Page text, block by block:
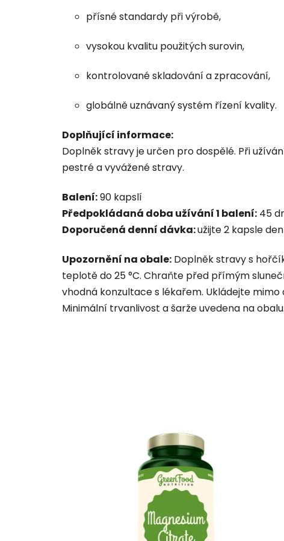
přísné standardy při výrobě,
vysokou kvalitu použitých surovin,
kontrolované skladování a zpracování,
globálně uznávaný systém řízení kvality.
Doplňující informace:
Doplněk stravy je určen pro dospělé. Při
pestré a vyvážené stravy.
Balení:90 kapslí
Předpokládaná doba užívání 1 balení: 45
Doporučená denní dávka:užijte 2 kapsle
Upozornění na obale: Doplněk stravy s
teplotě do 25 °C. Chraňte před přímým
vhodná konzultace s lékařem. Ukládejte
Minimální trvanlivost a šarže uvedena na obalu.